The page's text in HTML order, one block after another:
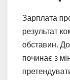
Зарплата
результат
обставин.
починає з